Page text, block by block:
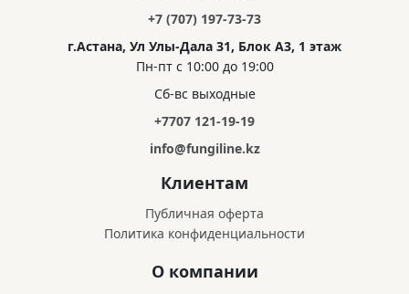
+7 (707) 197-73-73
г.Астана, Ул Улы-Дала 31, Блок А3, 1 этаж
Пн-пт с 10:00 до 19:00
Сб-вс выходные
+7707 121-19-19
info@fungiline.kz
Клиентам
Публичная оферта
Политика конфиденциальности
О компании